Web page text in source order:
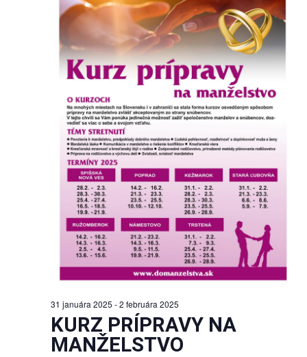
31 januára 2025 -2 februára 2025
KURZ PRÍPRAVY NA
MANŽELSTVO